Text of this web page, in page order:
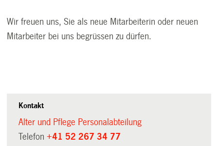
Wir freuen uns, Sie als neue Mitarbeiterin oder neuen
Mitarbeiter bei uns begrüssen zu dürfen.
Kontakt
Alter und Pflege Personalabteilung
Telefon+41 52 267 34 77